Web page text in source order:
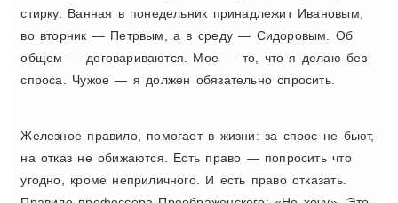
стирку. Ванная в понедельник принадлежит Ивановым,
во вторник — Петрвым, а в среду — Сидоровым. Об
общем — договариваются. Мое — то, что я делаю без
спроса. Чужое — я должен обязательно спросить.
Железное правило, помогает в жизни: за спрос не бьют,
на отказ не обижаются. Есть право — попросить что
угодно, кроме неприличного. И есть право отказать.